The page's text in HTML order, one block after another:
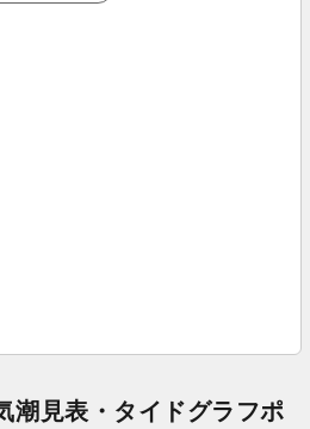
潮見表・タイドグラフポ